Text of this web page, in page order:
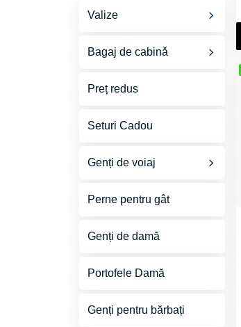
Valize
Valize Medii M
Valize Mari L-XXL
Valize pentru Copii
Bagaj de cabinǎ
40x30x20
Bagaj Mare de Mânǎ
Preț redus
Seturi Cadou
Genți de voiaj
40x30x20
Genți Cabinǎ
Perne pentru gât
Genți de damă
Portofele Damă
Genți pentru bărbați